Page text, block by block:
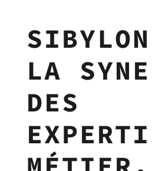
LA
DES